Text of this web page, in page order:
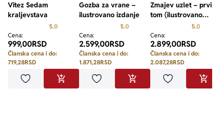
Vitez Sedam
kraljevstava
5.0 Prosecna ocena je 5.0 od 5
Cena:
999,00RSD
Članska cena i do:
719,28RSD
Dodaj u omiljeneDODAJ U KORPU
Gozba za vrane –
ilustrovano izdanje
5.0 Prosecna ocena je 5.0 od 5
Cena:
2.599,00RSD
Članska cena i do:
1.871,28RSD
Dodaj u omiljeneDODAJ U KORPU
Zmajev uzlet – prvi
tom (ilustrovano
5.0
Cena:
2.899,00RSD
Članska cena i do:
2.087,28RSD
Dodaj u